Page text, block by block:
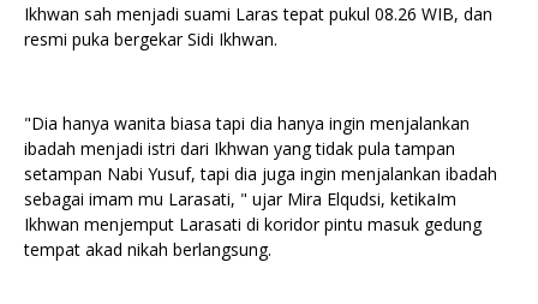
Ikhwan sah menjadi suami Laras tepat pukul 08.26 WIB, dan
resmi puka bergekar Sidi Ikhwan.
"Dia hanya wanita biasa tapi dia hanya ingin menjalankan
ibadah menjadi istri dari Ikhwan yang tidak pula tampan
setampan Nabi Yusuf, tapi dia juga ingin menjalankan ibadah
sebagai imam mu Larasati, " ujar Mira Elqudsi, ketikaIm
Ikhwan menjemput Larasati di koridor pintu masuk gedung
tempat akad nikah berlangsung.